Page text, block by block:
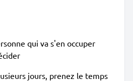
qui va s'en occuper
jours, prenez le temps